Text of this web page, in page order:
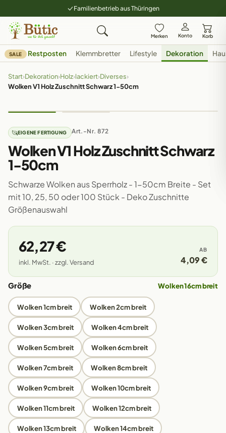
Familienbetrieb aus Thüringen
Merken Konto Korb
SALE Restposten Klemmbretter Lifestyle Dekoration
Start›Dekoration›Holz›lackiert›Diverses›
Wolken V1 Holz Zuschnitt Schwarz 1-50cm
EIGENE FERTIGUNG Art.-Nr. 872
Wolken V1 Holz Zuschnitt Schwarz
1-50cm
Schwarze Wolken aus Sperrholz - 1-50cm Breite - Set
mit 10, 25, 50 oder 100 Stück - Deko Zuschnitte
Größenauswahl
62,27 €
inkl. MwSt. · zzgl. Versand
AB
4,09 €
Größe Wolken 16cm breit
Wolken 1cm breit Wolken 2cm breit
Wolken 3cm breit Wolken 4cm breit
Wolken 5cm breit Wolken 6cm breit
Wolken 7cm breit Wolken 8cm breit
Wolken 9cm breit Wolken 10cm breit
Wolken 11cm breit Wolken 12cm breit
Wolken 13cm breit Wolken 14cm breit